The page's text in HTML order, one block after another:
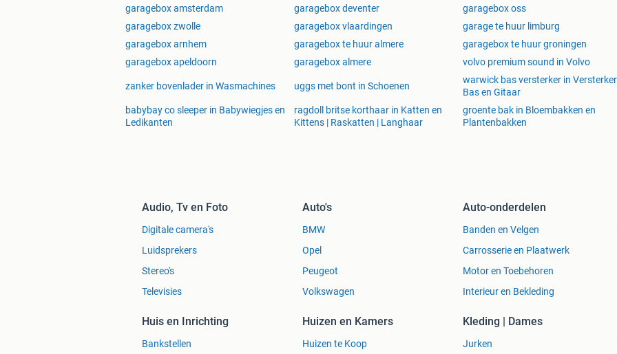
Mocht u meer interesse hebben in het kopen
van een unit, kijk dan vooral eens op onze
wederverkooppagina
: https://multicomplex.nl/wederverkoop/
Zoekwoorden:
Garagebox, garageboxen, garage, garages, opslagruimte, autobox, autostalling, bootstalling,
loods, opslagcontainer, bedrijfsruimte, bedrijfsunit, werkruimte, magazijn, voorraad, opslag,
kantoorruimte, Maastricht, Limburg, Heerlen, Hoensbroek, Brunssum, Landgraaf, Kerkrade,
Voerendaal, Nuth, Simpelveld, Schinnen, Schinveld, Wolfhagen, Nieuwenhagen, Eygelshoven,
garagebox amsterdam garagebox deventer garagebox oss
garagebox zwolle
garagebox vlaardingen garage te huur limburg
garagebox arnhem
garagebox te huur almere garagebox te huur groningen
garagebox apeldoorn
garagebox almere volvo premium sound in Volvo
zanker bovenlader in Wasmachines uggs met bont in Schoenen
warwick bas versterker in
Bas en Gitaar
babybay co sleeper in Babywiegjes en
Ledikanten
ragdoll britse korthaar in Katten en
Kittens | Raskatten | Langhaar
groente bak in Bloembakken en
Plantenbakken
Audio, Tv en Foto
Digitale camera's
Luidsprekers
Stereo's
Televisies
Auto's
BMW
Opel
Peugeot
Volkswagen
Auto-onderdelen
Banden en Velgen
Carrosserie en Plaatwerk
Motor en Toebehoren
Interieur en Bekleding
Huis en Inrichting
Bankstellen
Huizen en Kamers
Huizen te Koop
Kleding | Dames
Jurken